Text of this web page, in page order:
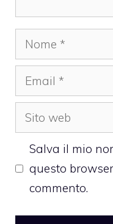
Nome
Email
Sito
web
Salva il mio
questo
commento.